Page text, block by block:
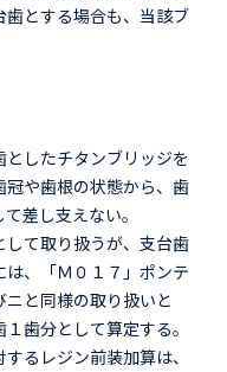
とする場合も、当該ブ
したチタンブリッジを
や歯根の状態から、歯
差し支えない。
て取り扱うが、支台歯
、「Ｍ０１７」ポンテ
と同様の取り扱いと
歯分として算定する。
るレジン前装加算は、